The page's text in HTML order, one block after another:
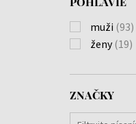
muži (93)
ženy(19)
ZNAČKY